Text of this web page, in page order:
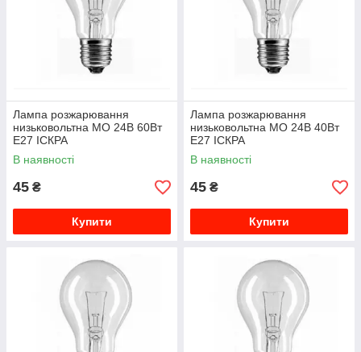
Лампа розжарювання
низьковольтна МО 24В 60Вт
Е27 ІСКРА
В наявності
45 ₴
Купити
Лампа розжарювання
низьковольтна МО 24В 40Вт
Е27 ІСКРА
В наявності
45 ₴
Купити